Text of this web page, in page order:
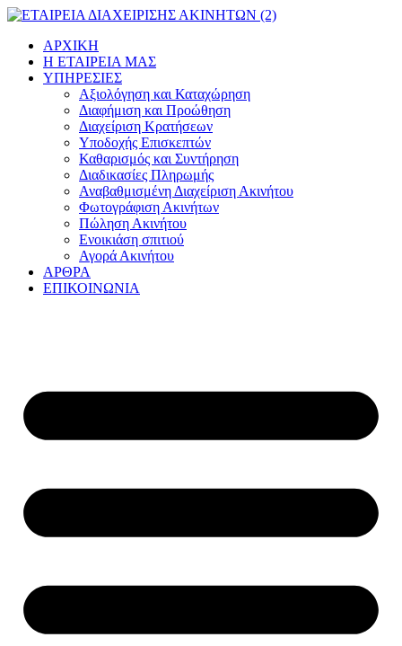
Μετάβαση
περιεχόμενο
ΑΡΧΙΚΗ
Η ΕΤΑΙΡΕΙΑ ΜΑΣ
ΥΠΗΡΕΣΙΕΣ
Αξιολόγηση και Καταχώρηση
Διαφήμιση και Προώθηση
Διαχείριση Κρατήσεων
Υποδοχής Επισκεπτών
Καθαρισμός και Συντήρηση
Διαδικασίες Πληρωμής
Αναβαθμισμένη Διαχείριση Ακινήτου
Φωτογράφιση Ακινήτων
Πώληση Ακινήτου
Ενοικιάση σπιτιού
Αγορά Ακινήτου
ΑΡΘΡΑ
ΕΠΙΚΟΙΝΩΝΙΑ